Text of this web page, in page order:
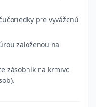
pre vyváženú
založenou na
zásobník na krmivo